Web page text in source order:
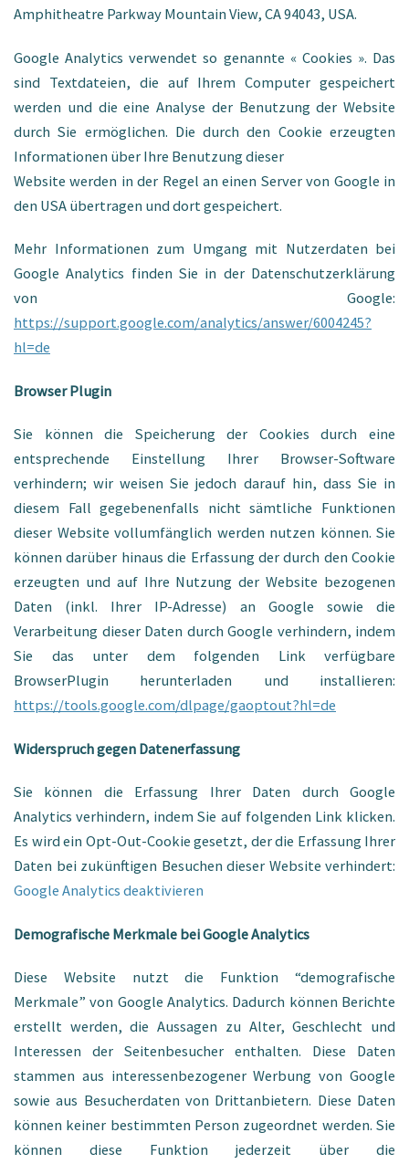
Amphitheatre Parkway Mountain View, CA 94043, USA.
Google Analytics verwendet so genannte « Cookies ». Das
sind Textdateien, die auf Ihrem Computer gespeichert
werden und die eine Analyse der Benutzung der Website
durch Sie ermöglichen. Die durch den Cookie erzeugten
Informationen über Ihre Benutzung dieser
Website werden in der Regel an einen Server von Google in
den USA übertragen und dort gespeichert.
Mehr Informationen zum Umgang mit Nutzerdaten bei
Google Analytics finden Sie in der Datenschutzerklärung
von Google:
https://support.google.com/analytics/answer/6004245?
hl=de
Browser Plugin
Sie können die Speicherung der Cookies durch eine
entsprechende Einstellung Ihrer Browser-Software
verhindern; wir weisen Sie jedoch darauf hin, dass Sie in
diesem Fall gegebenenfalls nicht sämtliche Funktionen
dieser Website vollumfänglich werden nutzen können. Sie
können darüber hinaus die Erfassung der durch den Cookie
erzeugten und auf Ihre Nutzung der Website bezogenen
Daten (inkl. Ihrer IP-Adresse) an Google sowie die
Verarbeitung dieser Daten durch Google verhindern, indem
Sie das unter dem folgenden Link verfügbare
BrowserPlugin herunterladen und installieren:
https://tools.google.com/dlpage/gaoptout?hl=de
Widerspruch gegen Datenerfassung
Sie können die Erfassung Ihrer Daten durch Google
Analytics verhindern, indem Sie auf folgenden Link klicken.
Es wird ein Opt-Out-Cookie gesetzt, der die Erfassung Ihrer
Daten bei zukünftigen Besuchen dieser Website verhindert:
Google Analytics deaktivieren
Demografische Merkmale bei Google Analytics
Diese Website nutzt die Funktion “demografische
Merkmale” von Google Analytics. Dadurch können Berichte
erstellt werden, die Aussagen zu Alter, Geschlecht und
Interessen der Seitenbesucher enthalten. Diese Daten
stammen aus interessenbezogener Werbung von Google
sowie aus Besucherdaten von Drittanbietern. Diese Daten
können keiner bestimmten Person zugeordnet werden. Sie
können diese Funktion jederzeit über die